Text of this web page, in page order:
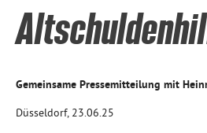
Gemeinsame Pressemitteilung mit
Düsseldorf, 23.06.25